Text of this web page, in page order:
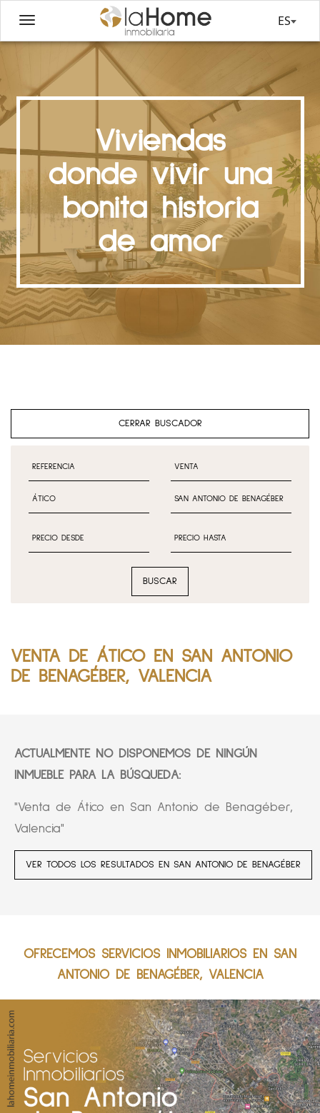
ES
Viviendas
donde vivir una
bonita historia
de amor
CERRAR BUSCADOR
BUSCAR
VENTA DE ÁTICO EN SAN ANTONIO
DE BENAGÉBER, VALENCIA
ACTUALMENTE NO DISPONEMOS DE NINGÚN
INMUEBLE PARA LA BÚSQUEDA:
"Venta de Ático en San Antonio de Benagéber,
Valencia"
VER TODOS LOS RESULTADOS EN SAN ANTONIO DE BENAGÉBER
OFRECEMOS SERVICIOS INMOBILIARIOS EN SAN
ANTONIO DE BENAGÉBER, VALENCIA